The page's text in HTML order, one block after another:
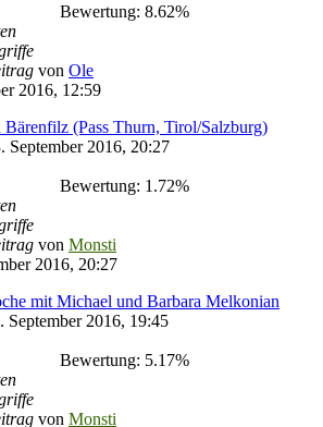
Bewertung: 8.62%
von Ole
2016, 12:59
Bärenfilz (Pass Thurn, Tirol/Salzburg)
September 2016, 20:27
Bewertung: 1.72%
von Monsti
2016, 20:27
mit Michael und Barbara Melkonian
September 2016, 19:45
Bewertung: 5.17%
von Monsti